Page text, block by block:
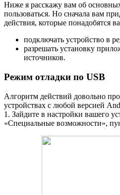
Ниже я расскажу вам об
пользоваться. Но сначала вам
действия, которые понадобятся
подключать устройство в
разрешать установку
источников.
Режим отладки по USB
Алгоритм действий довольно
устройствах с любой версией
1. Зайдите в настройки вашего
«Специальные возможности»,